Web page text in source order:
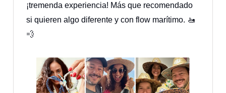
¡tremenda experiencia! Más que recomendado
si quieren algo diferente y con flow marítimo. 🚤
💨